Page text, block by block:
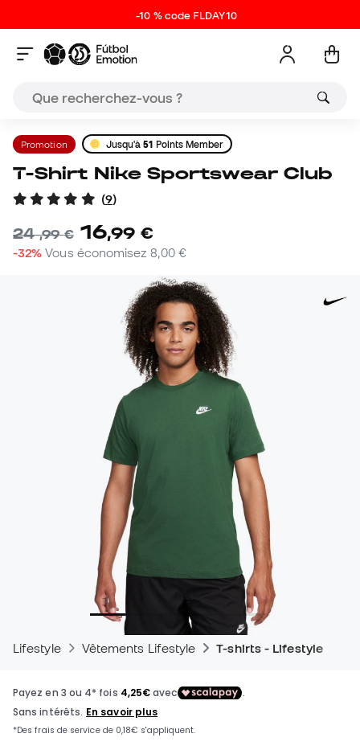
-10 % code FLDAY10
Promotion Jusqu'à51 Points Member
T-Shirt Nike Sportswear Club
(9)
24,99 € 16,99 €
-32% Vous économisez 8,00 €
Lifestyle Vêtements Lifestyle T-shirts - Lifestyle